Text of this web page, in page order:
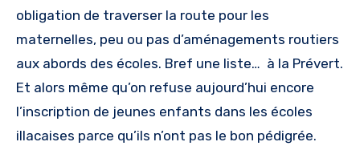
obligation de traverser la route pour les
maternelles, peu ou pas d’aménagements routiers
aux abords des écoles. Bref une liste… à la Prévert.
Et alors même qu’on refuse aujourd’hui encore
l’inscription de jeunes enfants dans les écoles
illacaises parce qu’ils n’ont pas le bon pédigrée.